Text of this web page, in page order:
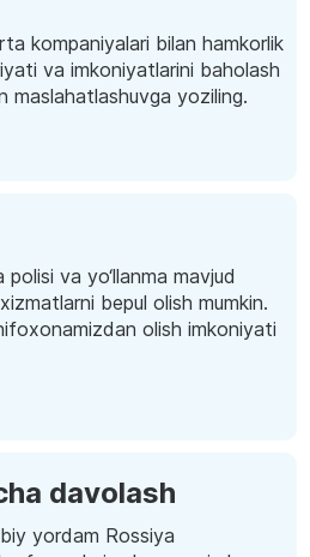
kompaniyalari bilan hamkorlik
va imkoniyatlarini baholash
maslahatlashuvga yoziling.
va yo‘llanma mavjud
bepul olish mumkin.
olish imkoniyati
davolash
yordam Rossiya